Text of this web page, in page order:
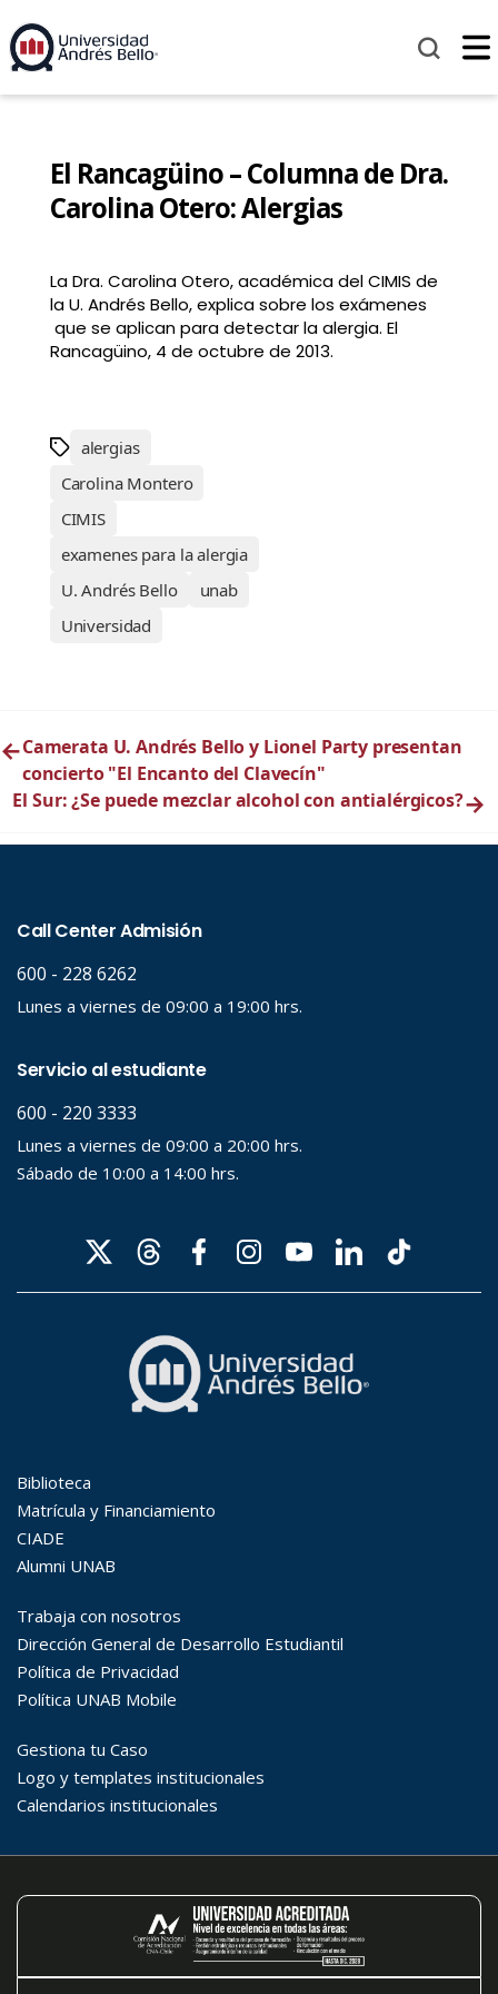
El Rancagüino – Columna de Dra.
Carolina Otero: Alergias
La Dra. Carolina Otero, académica del CIMIS de
la U. Andrés Bello, explica sobre los exámenes
que se aplican para detectar la alergia. El
Rancagüino, 4 de octubre de 2013.
alergias
Carolina Montero
CIMIS
examenes para la alergia
U. Andrés Bello
unab
Universidad
←Camerata U. Andrés Bello y Lionel Party presentan
concierto "El Encanto del Clavecín"
El Sur: ¿Se puede mezclar alcohol con antialérgicos?→